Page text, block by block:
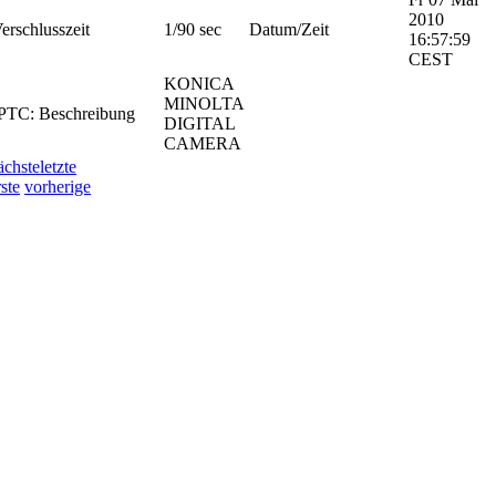
1/90 sec Datum/Zeit
2010
16:57:59
CEST
Beschreibung
KONICA
MINOLTA
DIGITAL
CAMERA
letzte
vorherige